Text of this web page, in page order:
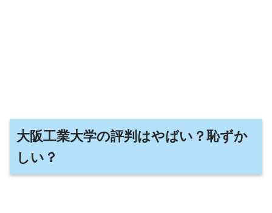
大阪工業大学の評判はやばい？恥ずか
しい？